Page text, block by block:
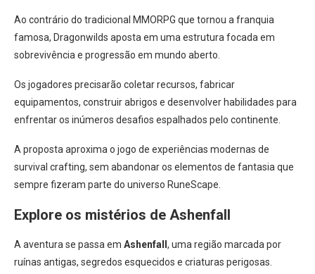
Ao contrário do tradicional MMORPG que tornou a franquia
famosa, Dragonwilds aposta em uma estrutura focada em
sobrevivência e progressão em mundo aberto.
Os jogadores precisarão coletar recursos, fabricar
equipamentos, construir abrigos e desenvolver habilidades para
enfrentar os inúmeros desafios espalhados pelo continente.
A proposta aproxima o jogo de experiências modernas de
survival crafting, sem abandonar os elementos de fantasia que
sempre fizeram parte do universo RuneScape.
Explore os mistérios de Ashenfall
A aventura se passa em Ashenfall , uma região marcada por
ruínas antigas, segredos esquecidos e criaturas perigosas.